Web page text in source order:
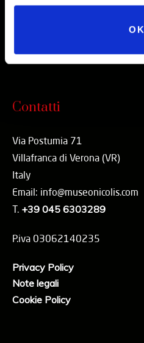
OK
Linkedin
TikTok
Contatti
Via Postumia 71
Villafranca di Verona (VR)
Italy
Email: info@museonicolis.com
T. +39 045 6303289
P.iva 03062140235
Privacy Policy
Note legali
Cookie Policy